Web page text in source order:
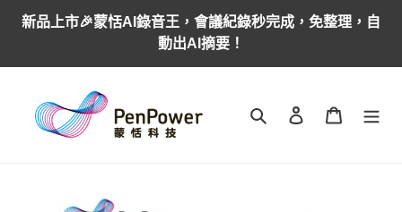
新品上市🎉蒙恬AI錄音王，會議紀錄秒完成，免整理，自
動出AI摘要！
搜尋 登入 購物車